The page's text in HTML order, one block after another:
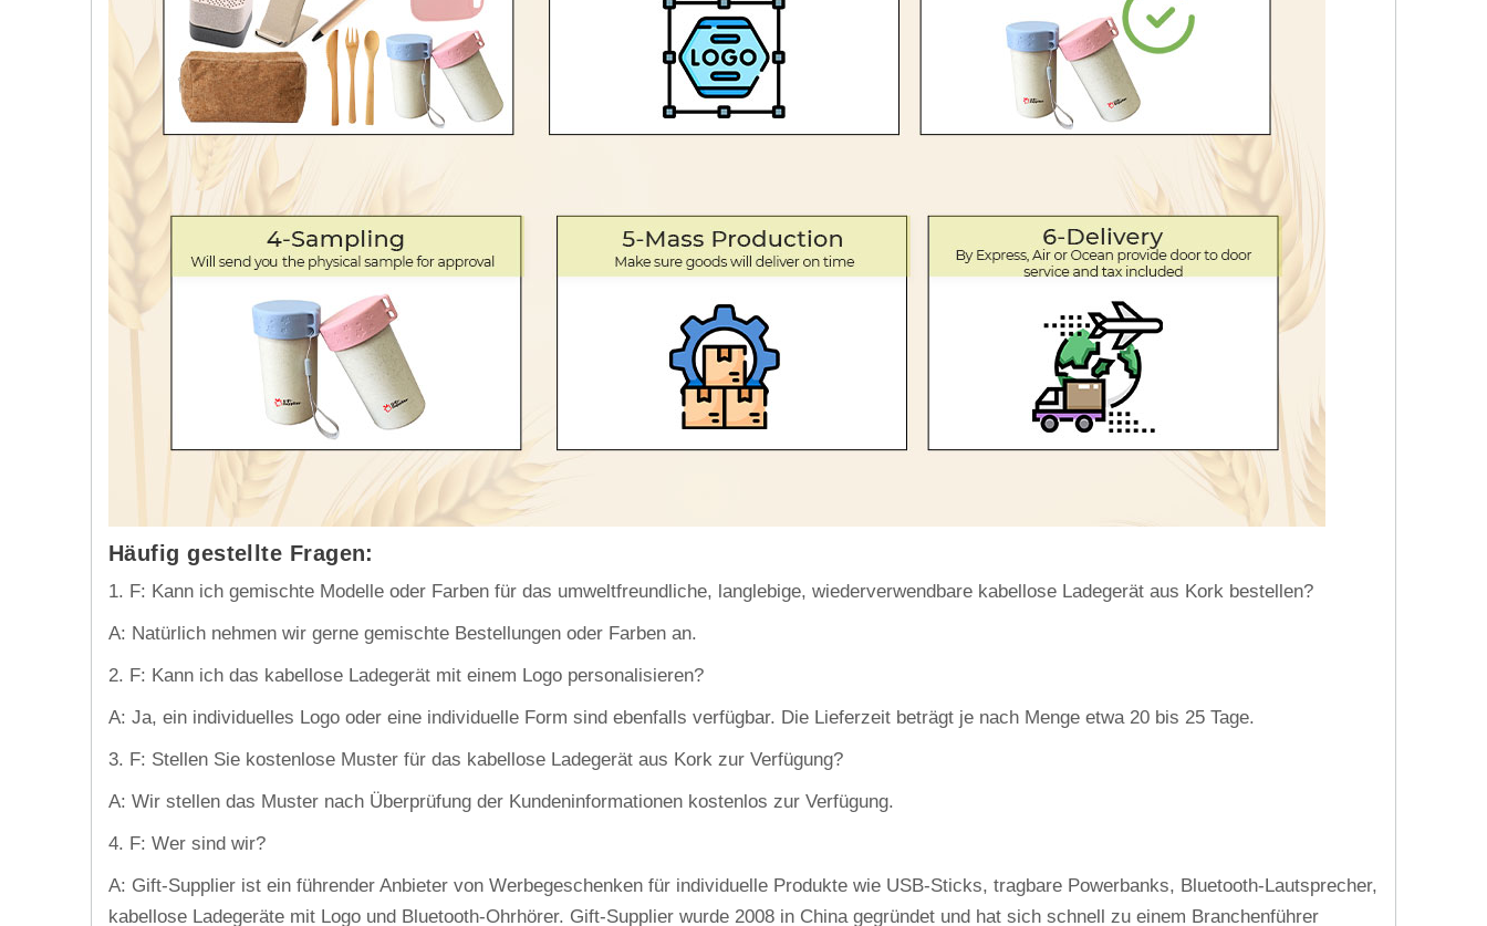
Häufig gestellte Fragen:
1. F: Kann ich gemischte Modelle oder Farben für das umweltfreundliche, langlebige, wiederverwendbare kabellose Ladegerät aus Kork bestellen?
A: Natürlich nehmen wir gerne gemischte Bestellungen oder Farben an.
2. F: Kann ich das kabellose Ladegerät mit einem Logo personalisieren?
A: Ja, ein individuelles Logo oder eine individuelle Form sind ebenfalls verfügbar. Die Lieferzeit beträgt je nach Menge etwa 20 bis 25 Tage.
3. F: Stellen Sie kostenlose Muster für das kabellose Ladegerät aus Kork zur Verfügung?
A: Wir stellen das Muster nach Überprüfung der Kundeninformationen kostenlos zur Verfügung.
4. F: Wer sind wir?
A: Gift-Supplier ist ein führender Anbieter von Werbegeschenken für individuelle Produkte wie USB-Sticks, tragbare Powerbanks, Bluetooth-Lautsprecher,
kabellose Ladegeräte mit Logo und Bluetooth-Ohrhörer. Gift-Supplier wurde 2008 in China gegründet und hat sich schnell zu einem Branchenführer